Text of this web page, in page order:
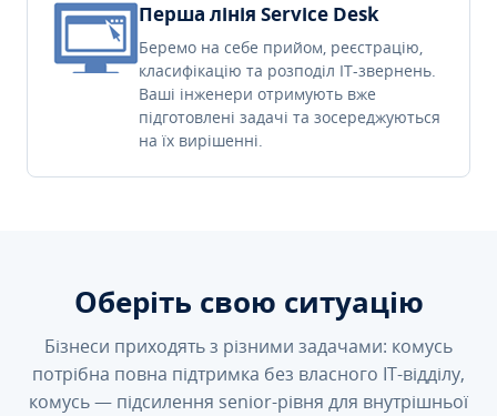
Перша лінія Service Desk
Беремо на себе прийом, реєстрацію,
класифікацію та розподіл IT-звернень.
Ваші інженери отримують вже
підготовлені задачі та зосереджуються
на їх вирішенні.
Оберіть свою ситуацію
Бізнеси приходять з різними задачами: комусь
потрібна повна підтримка без власного IT-відділу,
комусь — підсилення senior-рівня для внутрішньої